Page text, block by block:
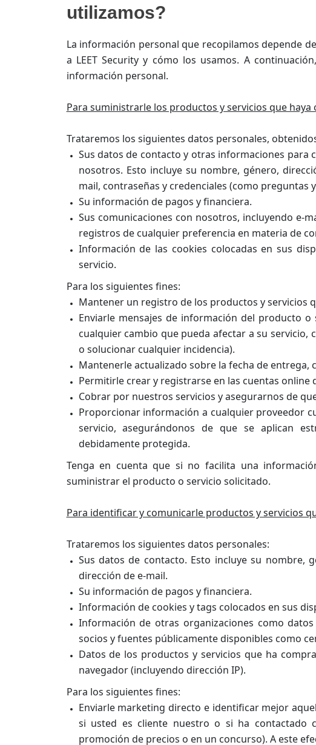
utilizamos?
La información personal que recopilamos depende
a LEET Security y cómo los usamos. A
información personal.
Para suministrarle los productos y servicios que haya
Trataremos los siguientes datos personales,
Sus datos de contacto y otras informaciones
nosotros. Esto incluye su nombre, género,
mail, contraseñas y credenciales (como
Su información de pagos y financiera.
Sus comunicaciones con nosotros, incluyendo e-
registros de cualquier preferencia en materia de
Información de las cookies colocadas en sus
servicio.
Para los siguientes fines:
Mantener un registro de los productos y servicios
Enviarle mensajes de información del producto
cualquier cambio que pueda afectar a su
o solucionar cualquier incidencia).
Mantenerle actualizado sobre la fecha de
Permitirle crear y registrarse en las cuentas online
Cobrar por nuestros servicios y asegurarnos de
Proporcionar información a cualquier proveedor
servicio, asegurándonos de que se aplican
debidamente protegida.
Tenga en cuenta que si no facilita una
suministrar el producto o servicio solicitado.
Para identificar y comunicarle productos y servicios
Trataremos los siguientes datos personales:
Sus datos de contacto. Esto incluye su nombre,
dirección de e-mail.
Su información de pagos y financiera.
Información de cookies y tags colocados en sus
Información de otras organizaciones como
socios y fuentes públicamente disponibles como
Datos de los productos y servicios que ha
navegador (incluyendo dirección IP).
Para los siguientes fines:
Enviarle marketing directo e identificar mejor
si usted es cliente nuestro o si ha contactado
promoción de precios o en un concurso). A este